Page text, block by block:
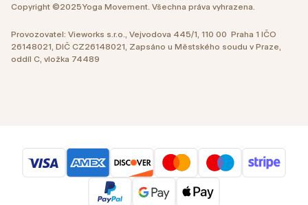
Copyright ©2025Yoga Movement. Všechna práva vyhrazena.
Provozovatel: Vieworks s.r.o., Vejvodova 445/1, 110 00 Praha 1 IČO
26148021, DIČ CZ26148021, Zapsáno u Městského soudu v Praze,
oddíl C, vložka 74489